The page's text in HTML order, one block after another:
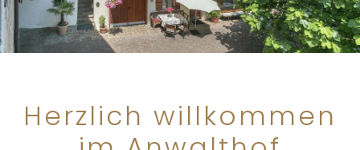
Herzlich willkommen